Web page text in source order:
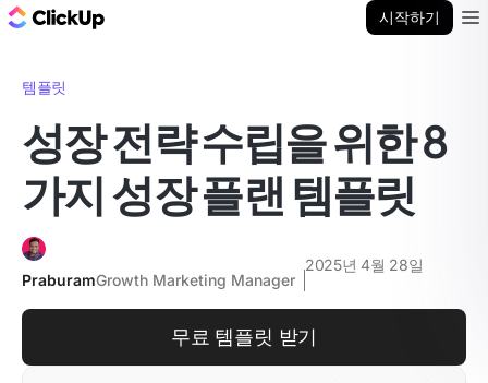
시작하기
템플릿
성장 전략 수립을 위한 8
가지 성장 플랜 템플릿
PraburamGrowth Marketing Manager
2025년 4월 28일
무료 템플릿 받기